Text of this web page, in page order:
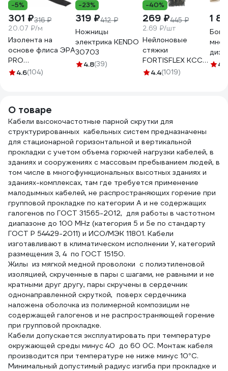
-5%
301 ₽316 ₽
20.07 ₽/м
Изолента на
основе флиса ЭРА
PRO
PROFLEEC1915 19
4.6(104)
-23%
319 ₽412 ₽
Ножницы
электрика KENDO
30703
4.8(39)
-40%
269 ₽445 ₽
2.69 ₽/шт
Нейлоновые
стяжки
FORTISFLEX КСС
5х300 черный
4.4(1019)
1
4.9
О товаре
Кабели высокочастотные парной скрутки для
структурированных кабельных систем предназначены
для стационарной горизонтальной и вертикальной
прокладки с учетом объема горючей нагрузки кабелей, в
зданиях и сооружениях с массовым пребыванием людей, в
том числе в многофункциональных высотных зданиях и
зданиях-комплексах, там где требуется применение
малодымных кабелей, не распространяющих горение при
групповой прокладке по категории А и не содержащих
галогенов по ГОСТ 31565-2012, для работы в частотном
диапазоне до 100 МHz (категория 5 и 5е по стандарту
ГОСТ Р 54429-2011) и ИСО/МЭК 11801. Кабели
изготавливают в климатическом исполнении У, категорий
размещения 3, 4 по ГОСТ 15150.
Жилы из мягкой медной проволоки с полиэтиленовой
изоляцией, скрученные в пары с шагами, не равными и не
кратными друг другу, пары скручены в сердечник
однонаправленной скруткой, поверх сердечника
наложена оболочка из полимерной композиции не
содержащей галогенов и не распространяющей горение
при групповой прокладке.
Кабели допускается эксплуатировать при температуре
окружающей среды минус 40 до 60 0С. Монтаж кабеля
производится при температуре не ниже минус 10°С.
Минимальный допустимый радиус изгиба при прокладке и